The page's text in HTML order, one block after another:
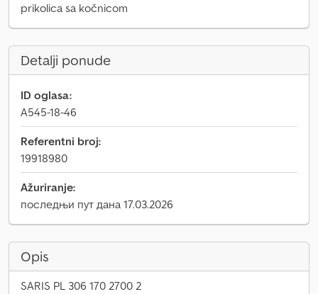
prikolica sa kočnicom
Detalji ponude
ID oglasa:
A545-18-46
Referentni broj:
19918980
Ažuriranje:
последњи пут дана 17.03.2026
Opis
SARIS PL 306 170 2700 2